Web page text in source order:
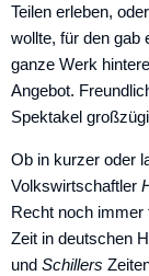
Teilen erleben,
wollte, für den gab
ganze Werk
Angebot.
Spektakel
Ob in kurzer oder
Volkswirtschaftler
Recht noch immer
Zeit in deutschen
und Schillers